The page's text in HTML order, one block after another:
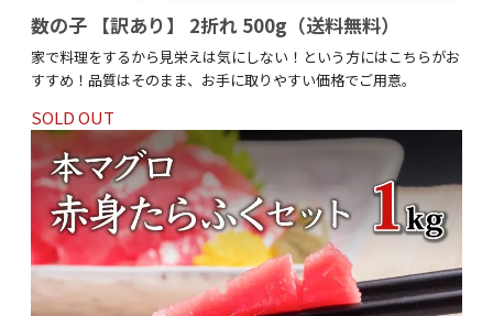
数の子 【訳あり】 2折れ 500g（送料無料）
家で料理をするから見栄えは気にしない！という方にはこちらがお
すすめ！品質はそのまま、お手に取りやすい価格でご用意。
SOLD OUT